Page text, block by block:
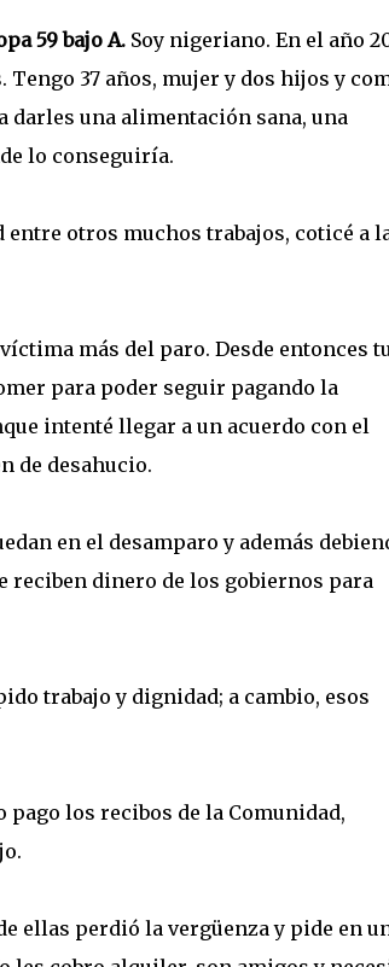
59 bajo A.Soy nigeriano. En el año
37 años, mujer y dos hijos y
darles una alimentación sana, una
lo conseguiría.
otros muchos trabajos, coticé a
más del paro. Desde entonces
para poder seguir pagando la
intenté llegar a un acuerdo con el
de desahucio.
en el desamparo y además
reciben dinero de los gobiernos para
trabajo y dignidad; a cambio, esos
los recibos de la Comunidad,
ellas perdió la vergüenza y pide en